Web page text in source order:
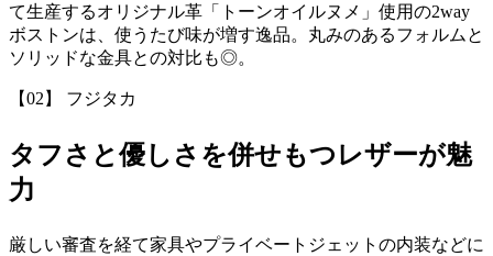
て生産するオリジナル革「トーンオイルヌメ」使用の2way
ボストンは、使うたび味が増す逸品。丸みのあるフォルムと
ソリッドな金具との対比も◎。
【02】 フジタカ
タフさと優しさを併せもつレザーが魅
力
厳しい審査を経て家具やプライベートジェットの内装などに